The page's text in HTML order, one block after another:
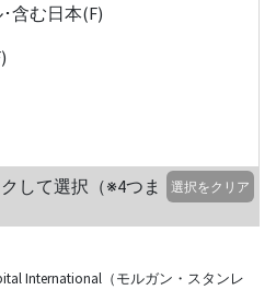
含む日本(F)
して選択（※4つま
選択をクリア
International（モルガン・スタンレ